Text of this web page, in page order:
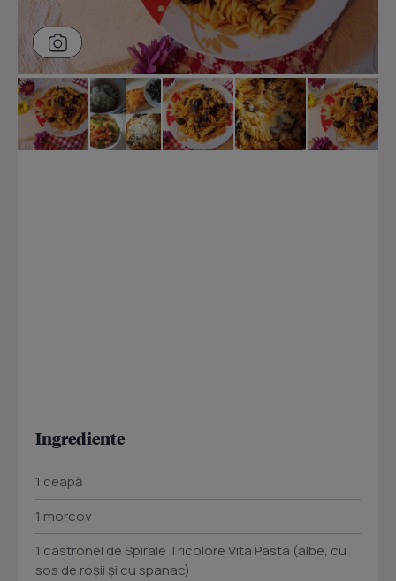
Ingrediente
1 ceapă
1 morcov
1 castronel de Spirale Tricolore Vita Pasta (albe, cu
sos de roşii şi cu spanac)